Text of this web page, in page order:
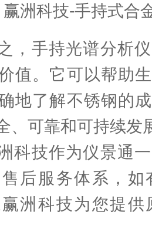
手持光谱分析仪
值。它可以帮助
地了解不锈钢的
、可靠和可持续发
技作为仪景通一
后服务体系，
洲科技为您提供